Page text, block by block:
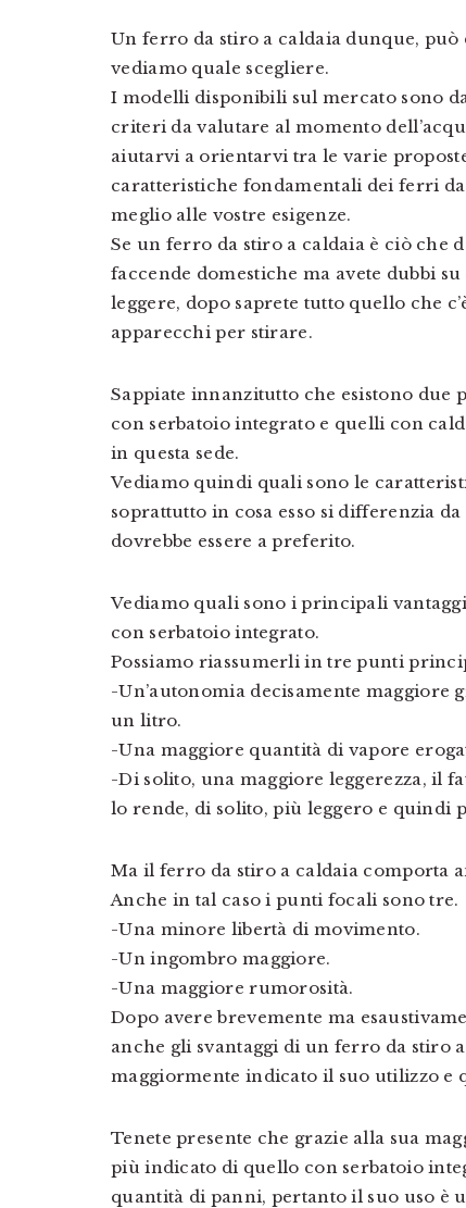
Un ferro da stiro a caldaia dunque,
vediamo quale scegliere.
I modelli disponibili sul mercato sono
criteri da valutare al momento
aiutarvi a orientarvi tra le varie
caratteristiche fondamentali dei ferri
meglio alle vostre esigenze.
Se un ferro da stiro a caldaia è ciò che
faccende domestiche ma avete dubbi
leggere, dopo saprete tutto quello che
apparecchi per stirare.
Sappiate innanzitutto che esistono
con serbatoio integrato e quelli con
in questa sede.
Vediamo quindi quali sono le
soprattutto in cosa esso si differenzia
dovrebbe essere a preferito.
Vediamo quali sono i principali
con serbatoio integrato.
Possiamo riassumerli in tre punti
-Un’autonomia decisamente maggiore
un litro.
-Una maggiore quantità di vapore
-Di solito, una maggiore leggerezza, il
lo rende, di solito, più leggero e quindi
Ma il ferro da stiro a caldaia comporta
Anche in tal caso i punti focali sono tre.
-Una minore libertà di movimento.
-Un ingombro maggiore.
-Una maggiore rumorosità.
Dopo avere brevemente ma
anche gli svantaggi di un ferro da stiro
maggiormente indicato il suo utilizzo e
Tenete presente che grazie alla sua
più indicato di quello con serbatoio
quantità di panni, pertanto il suo uso è